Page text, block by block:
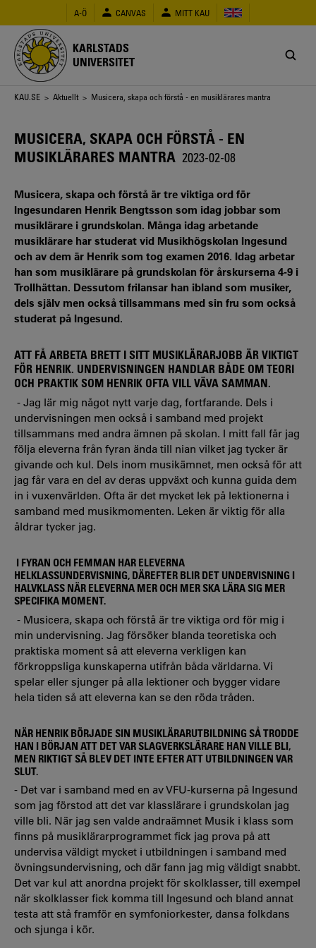
huvudinnehåll
A-Ö CANVAS MITT KAU
KARLSTADS
UNIVERSITET
Länkstig
KAU.SE > Aktuellt > Musicera, skapa och förstå - en musiklärares mantra
MUSICERA, SKAPA OCH FÖRSTÅ - EN
MUSIKLÄRARES MANTRA 2023-02-08
Musicera, skapa och förstå är tre viktiga ord för
Ingesundaren Henrik Bengtsson som idag jobbar som
musiklärare i grundskolan. Många idag arbetande
musiklärare har studerat vid Musikhögskolan Ingesund
och av dem är Henrik som tog examen 2016. Idag arbetar
han som musiklärare på grundskolan för årskurserna 4-9 i
Trollhättan. Dessutom frilansar han ibland som musiker,
dels själv men också tillsammans med sin fru som också
studerat på Ingesund.
ATT FÅ ARBETA BRETT I SITT MUSIKLÄRARJOBB ÄR VIKTIGT
FÖR HENRIK. UNDERVISNINGEN HANDLAR BÅDE OM TEORI
OCH PRAKTIK SOM HENRIK OFTA VILL VÄVA SAMMAN.
- Jag lär mig något nytt varje dag, fortfarande. Dels i
undervisningen men också i samband med projekt
tillsammans med andra ämnen på skolan. I mitt fall får jag
följa eleverna från fyran ända till nian vilket jag tycker är
givande och kul. Dels inom musikämnet, men också för att
jag får vara en del av deras uppväxt och kunna guida dem
in i vuxenvärlden. Ofta är det mycket lek på lektionerna i
samband med musikmomenten. Leken är viktig för alla
åldrar tycker jag.
I FYRAN OCH FEMMAN HAR ELEVERNA
HELKLASSUNDERVISNING, DÄREFTER BLIR DET UNDERVISNING I
HALVKLASS NÄR ELEVERNA MER OCH MER SKA LÄRA SIG MER
SPECIFIKA MOMENT.
- Musicera, skapa och förstå är tre viktiga ord för mig i
min undervisning. Jag försöker blanda teoretiska och
praktiska moment så att eleverna verkligen kan
förkroppsliga kunskaperna utifrån båda världarna. Vi
spelar eller sjunger på alla lektioner och bygger vidare
hela tiden så att eleverna kan se den röda tråden.
NÄR HENRIK BÖRJADE SIN MUSIKLÄRARUTBILDNING SÅ TRODDE
HAN I BÖRJAN ATT DET VAR SLAGVERKSLÄRARE HAN VILLE BLI,
MEN RIKTIGT SÅ BLEV DET INTE EFTER ATT UTBILDNINGEN VAR
SLUT.
- Det var i samband med en av VFU-kurserna på Ingesund
som jag förstod att det var klasslärare i grundskolan jag
ville bli. När jag sen valde andraämnet Musik i klass som
finns på musiklärarprogrammet fick jag prova på att
undervisa väldigt mycket i utbildningen i samband med
övningsundervisning, och där fann jag mig väldigt snabbt.
Det var kul att anordna projekt för skolklasser, till exempel
när skolklasser fick komma till Ingesund och bland annat
testa att stå framför en symfoniorkester, dansa folkdans
och sjunga i kör.